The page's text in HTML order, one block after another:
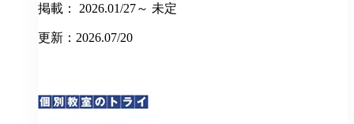
掲載： 2026.01/27～ 未定
更新：2026.07/20